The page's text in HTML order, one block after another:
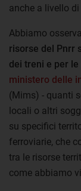
anche a livello
Abbiamo
risorse del Pnrr
dei treni e per
ministero delle
(Mims) - quanti
locali o altri
su specifici
ferroviarie, che
tra le risorse
come abbiamo